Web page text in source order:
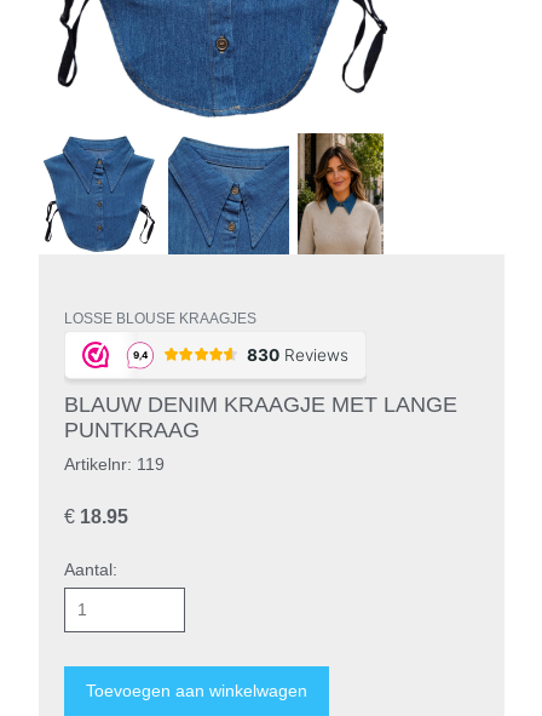
LOSSE BLOUSE KRAAGJES
BLAUW DENIM KRAAGJE MET LANGE
PUNTKRAAG
Artikelnr: 119
€ 18.95
Aantal: